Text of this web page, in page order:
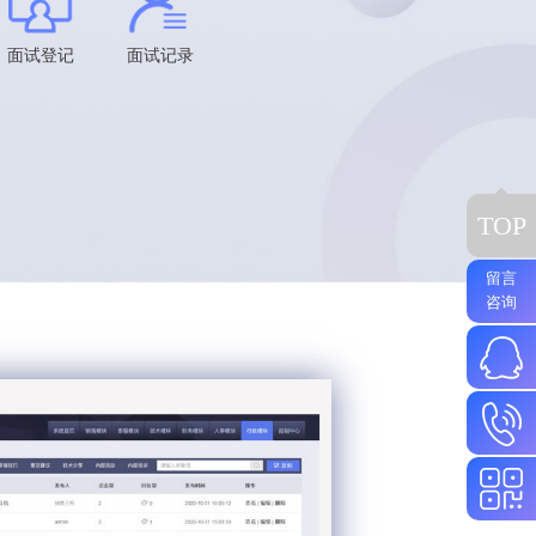
面试登记 面试记录
TOP
留言
咨询